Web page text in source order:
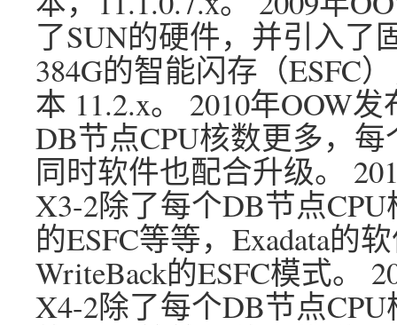
了SUN的硬件，并引入了
384G的智能闪存（ESFC
本 11.2.x。 2010年OOW
DB节点CPU核数更多，
同时软件也配合升级。
X3-2除了每个DB节点
的ESFC等等，Exadata的
WriteBack的ESFC模式。
X4-2除了每个DB节点